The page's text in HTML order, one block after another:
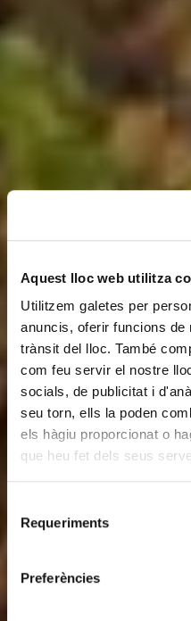
Aquest lloc web utilitza
Utilitzem galetes per
anuncis, oferir funcions
trànsit del lloc. També
com feu servir el nostre
socials, de publicitat i
seu torn, ells la poden
els hàgiu proporcionat o
que heu fet dels seus
Requeriments
Preferències